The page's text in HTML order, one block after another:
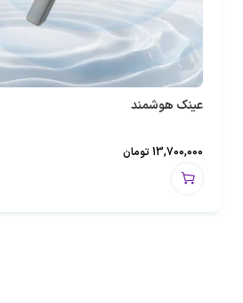
عینک هوشمند
13,700,000 تومان